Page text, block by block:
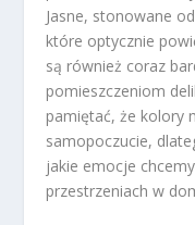
Jasne, stonowane
które optycznie
są również coraz
pomieszczeniom
pamiętać, że kolory
samopoczucie,
jakie emocje
przestrzeniach w